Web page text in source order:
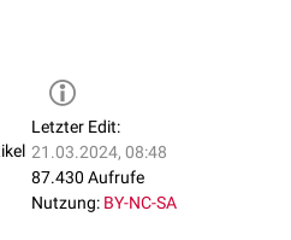
Letzter Edit:
21.03.2024, 08:48
87.430 Aufrufe
Nutzung: BY-NC-SA